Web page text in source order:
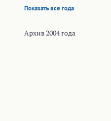
Показать все года
Архив 2004 года